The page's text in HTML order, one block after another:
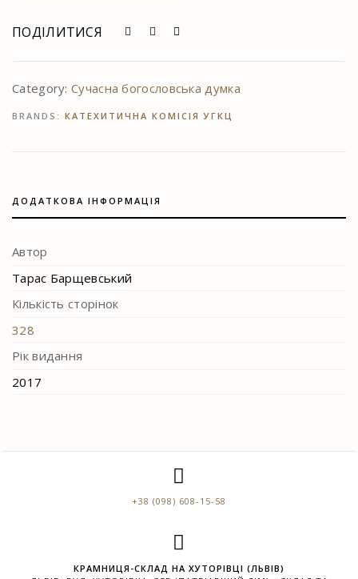
ПОДІЛИТИСЯ
Category:Сучасна богословська думка
BRANDS: КАТЕХИТИЧНА КОМІСІЯ УГКЦ
ДОДАТКОВА ІНФОРМАЦІЯ
Автор
Тарас Барщевський
Кількість сторінок
328
Рік видання
2017
+38 (098) 608-15-58
КРАМНИЦЯ-СКЛАД НА ХУТОРІВЦІ (ЛЬВІВ)